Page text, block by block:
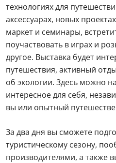
технологиях для
аксессуарах, новых
маркет и семинары,
поучаствовать в играх и
другое. Выставка будет
путешествия, активный
об экологии. Здесь можно
интересное для себя,
вы или опытный
За два дня вы сможете
туристическому сезону,
производителями, а также